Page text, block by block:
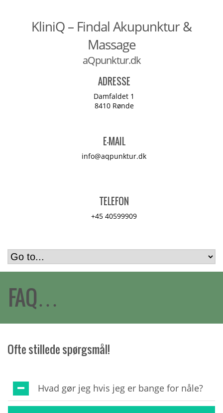
KliniQ – Findal Akupunktur &
Massage
aQpunktur.dk
ADRESSE
Damfaldet 1
8410 Rønde
E-MAIL
info@aqpunktur.dk
TELEFON
+45 40599909
FAQ…
Ofte stillede spørgsmål!
Hvad gør jeg hvis jeg er bange for nåle?